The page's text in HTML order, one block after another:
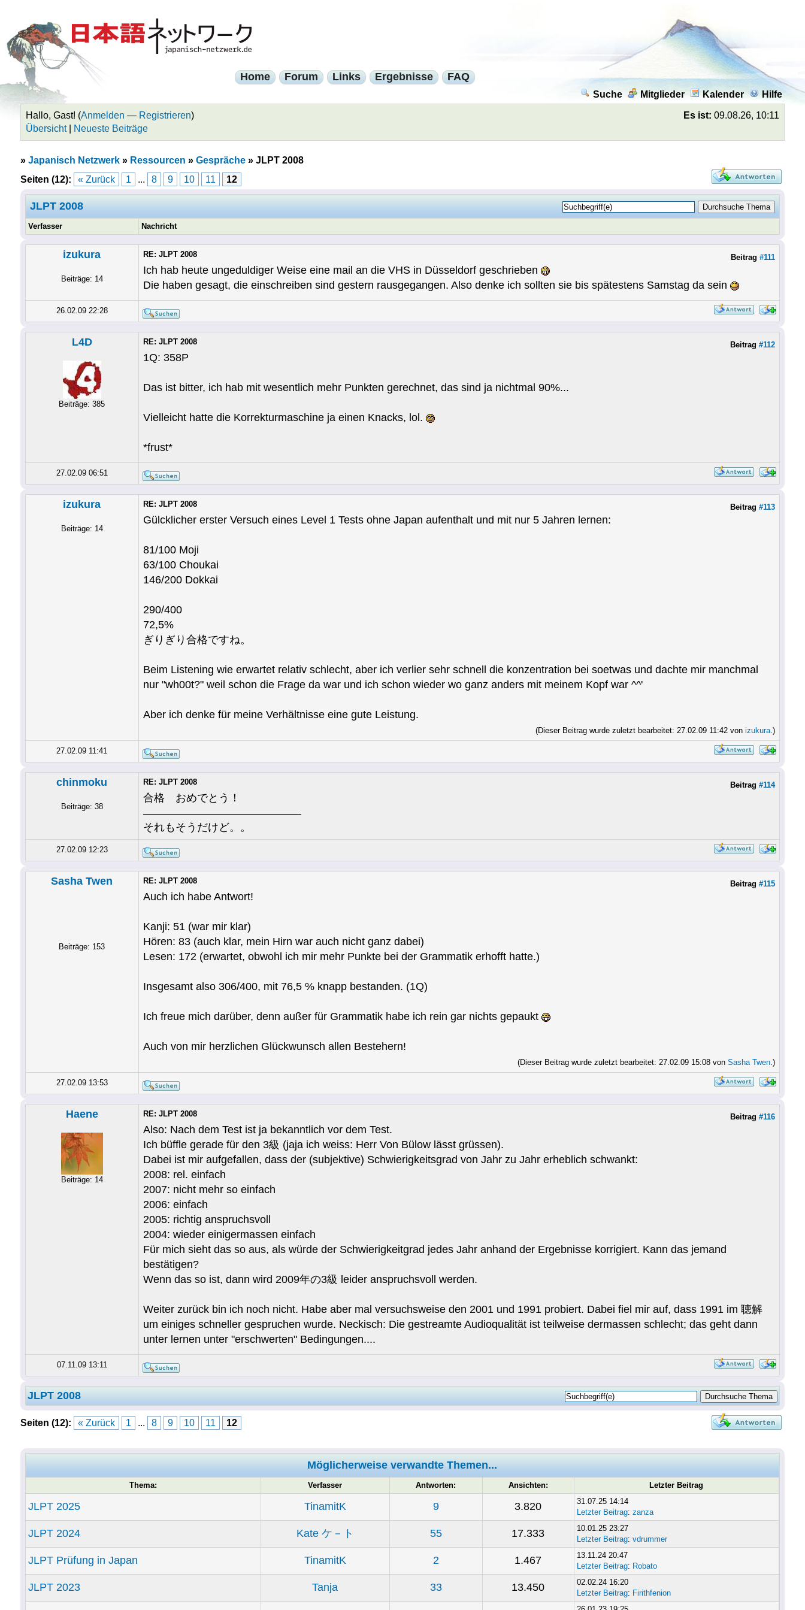
Home Forum Links Ergebnisse FAQ
Suche Mitglieder Kalender Hilfe
Es ist: 09.08.26, 10:11
Hallo, Gast! (Anmelden — Registrieren)
Übersicht| Neueste Beiträge
» Japanisch Netzwerk» Ressourcen » Gespräche» JLPT 2008
Seiten (12):
« Zurück 1 ... 8 9 10 11 12
JLPT 2008
Verfasser Nachricht
izukura
Beiträge: 14
Beitrag #111
RE: JLPT 2008
Ich hab heute ungeduldiger Weise eine mail an die VHS in Düsseldorf geschrieben
Die haben gesagt, die einschreiben sind gestern rausgegangen. Also denke ich sollten sie bis spätestens Samstag da sein
26.02.09 22:28
L4D
Beiträge: 385
Beitrag #112
RE: JLPT 2008
1Q: 358P
Das ist bitter, ich hab mit wesentlich mehr Punkten gerechnet, das sind ja nichtmal 90%...
Vielleicht hatte die Korrekturmaschine ja einen Knacks, lol.
*frust*
27.02.09 06:51
izukura
Beiträge: 14
Beitrag #113
RE: JLPT 2008
Gülcklicher erster Versuch eines Level 1 Tests ohne Japan aufenthalt und mit nur 5 Jahren lernen:
81/100 Moji
63/100 Choukai
146/200 Dokkai
290/400
72,5%
ぎりぎり合格ですね。
Beim Listening wie erwartet relativ schlecht, aber ich verlier sehr schnell die konzentration bei soetwas und dachte mir manchmal
nur "wh00t?" weil schon die Frage da war und ich schon wieder wo ganz anders mit meinem Kopf war ^^'
Aber ich denke für meine Verhältnisse eine gute Leistung.
(Dieser Beitrag wurde zuletzt bearbeitet: 27.02.09 11:42 von izukura.)
27.02.09 11:41
chinmoku
Beiträge: 38
Beitrag #114
RE: JLPT 2008
合格 おめでとう！
それもそうだけど。。
27.02.09 12:23
Sasha Twen
Beiträge: 153
Beitrag #115
RE: JLPT 2008
Auch ich habe Antwort!
Kanji: 51 (war mir klar)
Hören: 83 (auch klar, mein Hirn war auch nicht ganz dabei)
Lesen: 172 (erwartet, obwohl ich mir mehr Punkte bei der Grammatik erhofft hatte.)
Insgesamt also 306/400, mit 76,5 % knapp bestanden. (1Q)
Ich freue mich darüber, denn außer für Grammatik habe ich rein gar nichts gepaukt
Auch von mir herzlichen Glückwunsch allen Bestehern!
(Dieser Beitrag wurde zuletzt bearbeitet: 27.02.09 15:08 von Sasha Twen.)
27.02.09 13:53
Haene
Beiträge: 14
Beitrag #116
RE: JLPT 2008
Also: Nach dem Test ist ja bekanntlich vor dem Test.
Ich büffle gerade für den 3級 (jaja ich weiss: Herr Von Bülow lässt grüssen).
Dabei ist mir aufgefallen, dass der (subjektive) Schwierigkeitsgrad von Jahr zu Jahr erheblich schwankt:
2008: rel. einfach
2007: nicht mehr so einfach
2006: einfach
2005: richtig anspruchsvoll
2004: wieder einigermassen einfach
Für mich sieht das so aus, als würde der Schwierigkeitgrad jedes Jahr anhand der Ergebnisse korrigiert. Kann das jemand
bestätigen?
Wenn das so ist, dann wird 2009年の3級 leider anspruchsvoll werden.
Weiter zurück bin ich noch nicht. Habe aber mal versuchsweise den 2001 und 1991 probiert. Dabei fiel mir auf, dass 1991 im 聴解
um einiges schneller gespruchen wurde. Neckisch: Die gestreamte Audioqualität ist teilweise dermassen schlecht; das geht dann
unter lernen unter "erschwerten" Bedingungen....
07.11.09 13:11
JLPT 2008
Seiten (12): « Zurück 1 ... 8 9 10 11 12
Möglicherweise verwandte Themen...
Thema: Verfasser Antworten: Ansichten: Letzter Beitrag
JLPT 2025 TinamitK 9 3.820
31.07.25 14:14
Letzter Beitrag: zanza
JLPT 2024 Kate ケ－ト 55 17.333
10.01.25 23:27
Letzter Beitrag: vdrummer
JLPT Prüfung in Japan TinamitK 2 1.467
13.11.24 20:47
Letzter Beitrag: Robato
JLPT 2023 Tanja 33 13.450
02.02.24 16:20
Letzter Beitrag: Firithfenion